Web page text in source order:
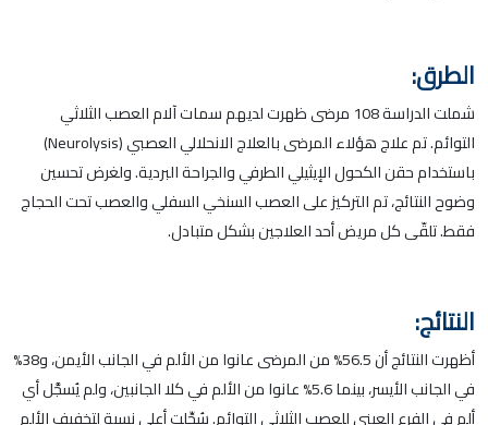
الطرق:
شملت الدراسة 108 مرضى ظهرت لديهم سمات آلام العصب الثلاثي
التوائم. تم علاج هؤلاء المرضى بالعلاج الانحلالي العصبي (Neurolysis)
باستخدام حقن الكحول الإيثيلي الطرفي والجراحة البردية. ولغرض تحسين
وضوح النتائج، تم التركيز على العصب السنخي السفلي والعصب تحت الحجاج
فقط. تلقّى كل مريض أحد العلاجين بشكل متبادل.
النتائج:
أظهرت النتائج أن 56.5% من المرضى عانوا من الألم في الجانب الأيمن، و38%
في الجانب الأيسر، بينما 5.6% عانوا من الألم في كلا الجانبين، ولم يُسجَّل أي
ألم في الفرع العيني للعصب الثلاثي التوائم. سُجِّلت أعلى نسبة لتخفيف الألم